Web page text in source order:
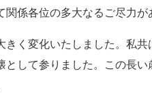
係各位の多大なるご尽力が
く変化いたしました。私
して参りました。この長